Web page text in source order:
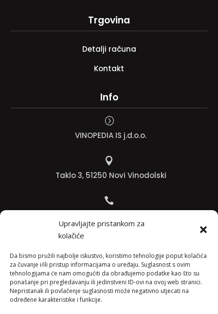
Upravljajte pristankom za
kolačiće
Da bismo pružili najbolje iskustvo, koristimo tehnologije poput kolačića
za čuvanje i/ili pristup informacijama o uređaju. Suglasnost s ovim
tehnologijama će nam omogućiti da obrađujemo podatke kao što su
ponašanje pri pregledavanju ili jedinstveni ID-ovi na ovoj web stranici.
Nepristanak ili povlačenje suglasnosti može negativno utjecati na
određene karakteristike i funkcije.
Trgovina
Detalji računa
Kontakt
Info
=
VINOPEDIA IS j.d.o.o.

Taklo 3, 51250 Novi Vinodolski

Jadranko +385 91 501 4218

info@vinopedia.hr